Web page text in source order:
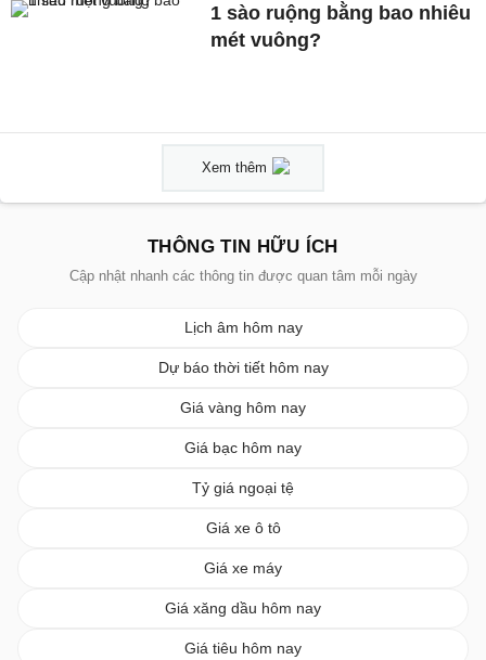
1 sào ruộng bằng bao nhiêu
mét vuông?
Xem thêm
THÔNG TIN HỮU ÍCH
Cập nhật nhanh các thông tin được quan tâm mỗi ngày
Lịch âm hôm nay
Dự báo thời tiết hôm nay
Giá vàng hôm nay
Giá bạc hôm nay
Tỷ giá ngoại tệ
Giá xe ô tô
Giá xe máy
Giá xăng dầu hôm nay
Giá tiêu hôm nay